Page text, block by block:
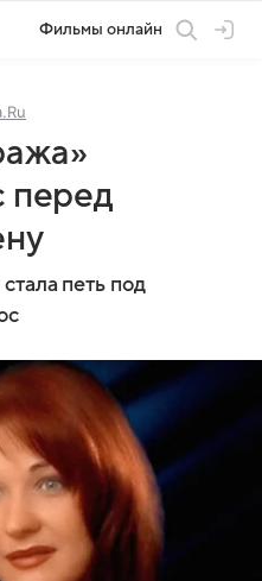
Фильмы онлайн
перед
петь под